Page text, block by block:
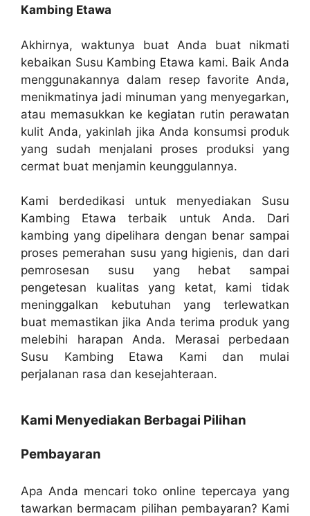
Kambing Etawa
Akhirnya, waktunya buat Anda buat nikmati
kebaikan Susu Kambing Etawa kami. Baik Anda
menggunakannya dalam resep favorite Anda,
menikmatinya jadi minuman yang menyegarkan,
atau memasukkan ke kegiatan rutin perawatan
kulit Anda, yakinlah jika Anda konsumsi produk
yang sudah menjalani proses produksi yang
cermat buat menjamin keunggulannya.
Kami berdedikasi untuk menyediakan Susu
Kambing Etawa terbaik untuk Anda. Dari
kambing yang dipelihara dengan benar sampai
proses pemerahan susu yang higienis, dan dari
pemrosesan susu yang hebat sampai
pengetesan kualitas yang ketat, kami tidak
meninggalkan kebutuhan yang terlewatkan
buat memastikan jika Anda terima produk yang
melebihi harapan Anda. Merasai perbedaan
Susu Kambing Etawa Kami dan mulai
perjalanan rasa dan kesejahteraan.
Kami Menyediakan Berbagai Pilihan
Pembayaran
Apa Anda mencari toko online tepercaya yang
tawarkan bermacam pilihan pembayaran? Kami